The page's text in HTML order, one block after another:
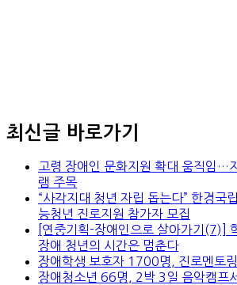
최신글 바로가기
고령 장애인 문화지원 확대 움직임…
램 주목
“사각지대 청년 자립 돕는다” 한경국
능청년 진로지원 참가자 모집
[연중기획-장애인으로 살아가기(7)]
장애 청년의 시간은 멈춘다
장애학생 보호자 1700명, 진로멘토
장애청소년 66명, 2박 3일 음악캠프